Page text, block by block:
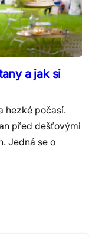
a jak si
hezké počasí.
před dešťovými
Jedná se o